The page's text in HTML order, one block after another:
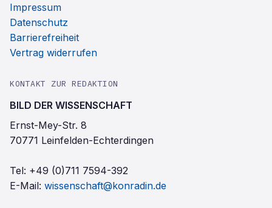
Impressum
Datenschutz
Barrierefreiheit
Vertrag widerrufen
KONTAKT ZUR REDAKTION
BILD DER WISSENSCHAFT
Ernst-Mey-Str. 8
70771 Leinfelden-Echterdingen
Tel: +49 (0)711 7594-392
E-Mail: wissenschaft@konradin.de